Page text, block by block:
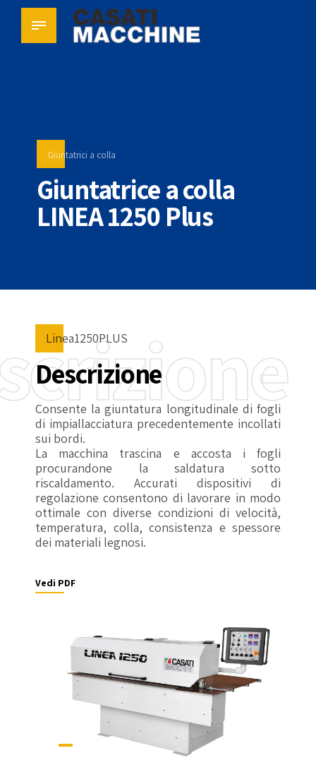
Giuntatrici a colla
Giuntatrice a colla
LINEA 1250 Plus
Linea1250PLUS
Descrizione
Consente la giuntatura longitudinale di fogli
di impiallacciatura precedentemente incollati
sui bordi.
La macchina trascina e accosta i fogli
procurandone la saldatura sotto
riscaldamento. Accurati dispositivi di
regolazione consentono di lavorare in modo
ottimale con diverse condizioni di velocità,
temperatura, colla, consistenza e spessore
dei materiali legnosi.
Vedi PDF